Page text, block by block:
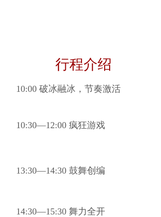
行程介绍
10:00 破冰融冰，节奏激活
10:30—12:00 疯狂游戏
13:30—14:30 鼓舞创编
14:30—15:30 舞力全开